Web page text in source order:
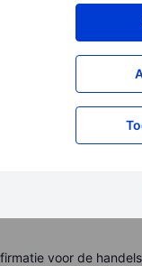
emotioneel
voor de